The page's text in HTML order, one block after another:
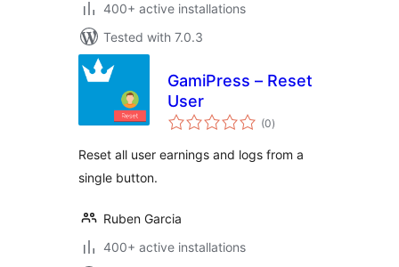
400+ active installations
Tested with 7.0.3
GamiPress – Reset
User
(0total
ratings
)
Reset all user earnings and logs from a
single button.
Ruben Garcia
400+ active installations